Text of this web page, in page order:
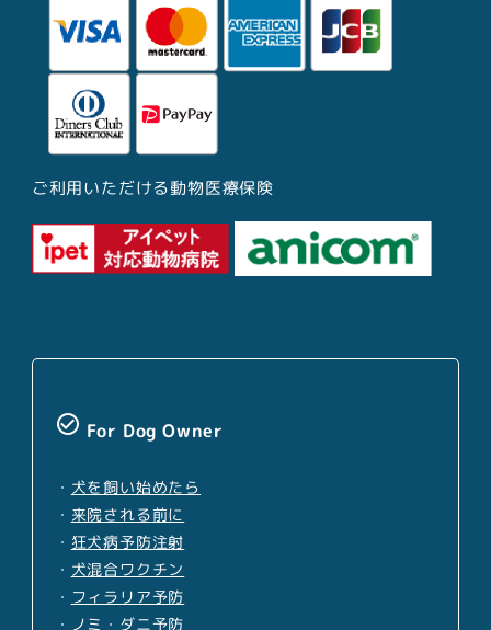
ご利用いただける動物医療保険
check_circle_outline For Dog Owner
・ 犬を飼い始めたら
・ 来院される前に
・ 狂犬病予防注射
・ 犬混合ワクチン
・ フィラリア予防
・ ノミ・ダニ予防